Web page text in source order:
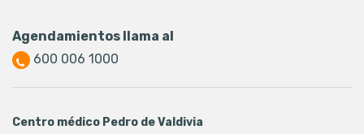
Agendamientos llama al
600 006 1000
Centro médico Pedro de Valdivia